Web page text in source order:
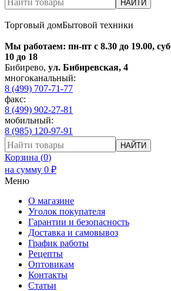
НАЙТИ
Торговый домБытовой техники
Мы работаем: пн-пт с 8.30 до 19.00,
10 до 18
Бибирево, ул. Бибиревская, 4
многоканальный:
8 (499) 707-71-77
факс:
8 (499) 902-27-81
мобильный:
8 (985) 120-97-91
НАЙТИ
Корзина (0)
на сумму 0 ₽
Меню
О магазине
Уголок покупателя
Гарантии и безопасность
Доставка и самовывоз
График работы
Рецепты
Оптовикам
Контакты
Статьи